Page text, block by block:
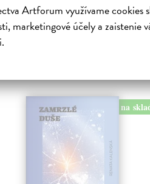
Artforum využívame cookies
marketingové účely a zaistenie
s podobným
na